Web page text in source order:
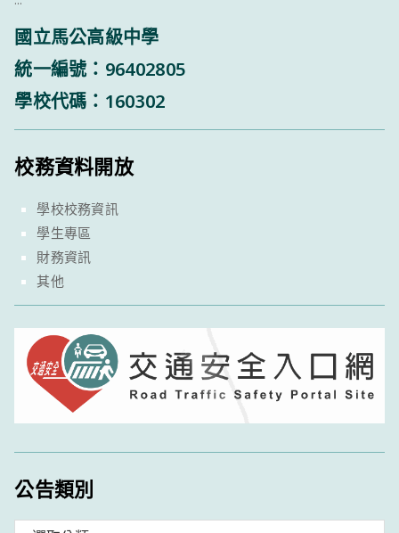
國立馬公高級中學
統一編號：96402805
學校代碼：160302
校務資料開放
學校校務資訊
學生專區
財務資訊
其他
公告類別